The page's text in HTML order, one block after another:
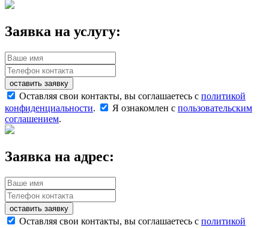
Заявка на услугу:
оставить заявку
Оставляя свои контакты, вы соглашаетесь с политикой
конфиденциальности. Я ознакомлен с пользовательским
соглашением.
Заявка на адрес:
оставить заявку
Оставляя свои контакты, вы соглашаетесь с политикой